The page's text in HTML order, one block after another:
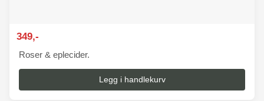
349,-
Roser & eplecider.
Legg i handlekurv